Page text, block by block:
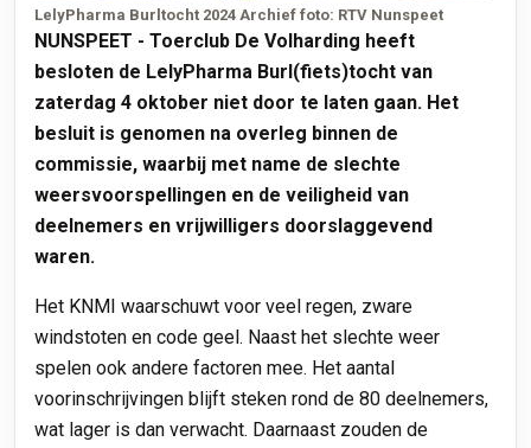
LelyPharma Burltocht 2024 Archief foto: RTV Nunspeet
NUNSPEET - Toerclub De Volharding heeft
besloten de LelyPharma Burl(fiets)tocht van
zaterdag 4 oktober niet door te laten gaan. Het
besluit is genomen na overleg binnen de
commissie, waarbij met name de slechte
weersvoorspellingen en de veiligheid van
deelnemers en vrijwilligers doorslaggevend
waren.
Het KNMI waarschuwt voor veel regen, zware
windstoten en code geel. Naast het slechte weer
spelen ook andere factoren mee. Het aantal
voorinschrijvingen blijft steken rond de 80 deelnemers,
wat lager is dan verwacht. Daarnaast zouden de